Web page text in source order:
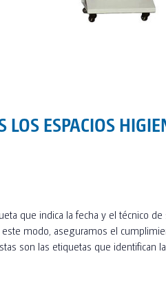
ESPACIOS
que indica la fecha y el técnico
este modo, aseguramos el
son las etiquetas que identifican